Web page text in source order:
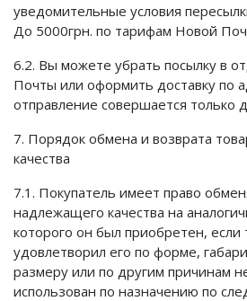
уведомительные условия
До 5000грн. по тарифам Новой
6.2. Вы можете убрать посылку в
Почты или оформить доставку по
отправление совершается только
7. Порядок обмена и возврата
качества
7.1. Покупатель имеет право
надлежащего качества на
которого он был приобретен, если
удовлетворил его по форме,
размеру или по другим причинам
использован по назначению по